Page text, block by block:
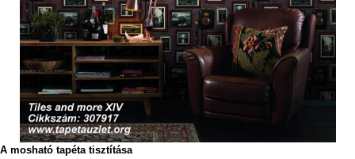
A mosható tapéta tisztítása